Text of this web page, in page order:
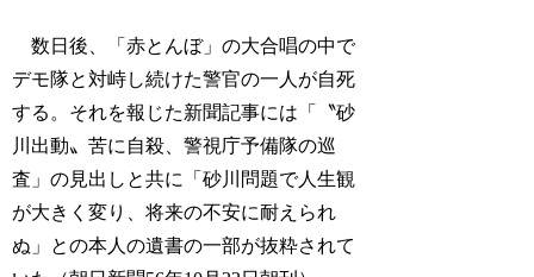
数日後、「赤とんぼ」の大合唱の中で
デモ隊と対峙し続けた警官の一人が自死
する。それを報じた新聞記事には「〝砂
川出動〟苦に自殺、警視庁予備隊の巡
査」の見出しと共に「砂川問題で人生観
が大きく変り、将来の不安に耐えられ
ぬ」との本人の遺書の一部が抜粋されて